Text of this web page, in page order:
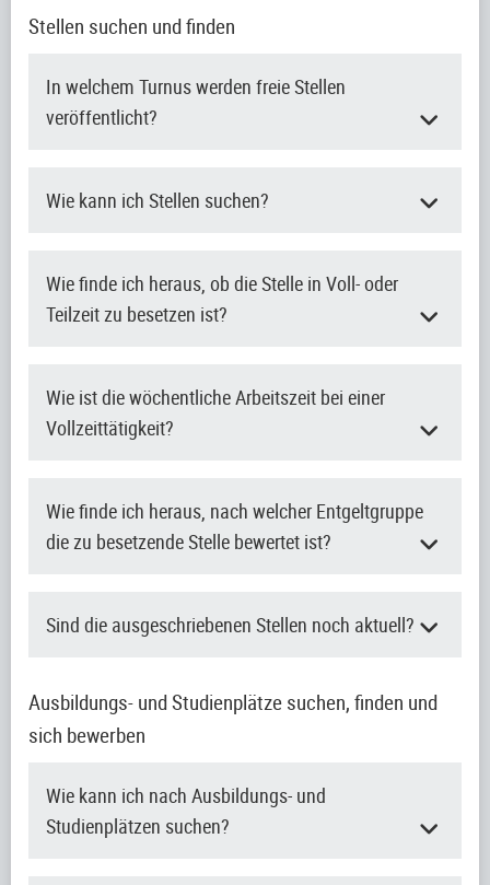
Stellen suchen und finden
In welchem Turnus werden freie Stellen
veröffentlicht?
Wie kann ich Stellen suchen?
Wie finde ich heraus, ob die Stelle in Voll- oder
Teilzeit zu besetzen ist?
Wie ist die wöchentliche Arbeitszeit bei einer
Vollzeittätigkeit?
Wie finde ich heraus, nach welcher Entgeltgruppe
die zu besetzende Stelle bewertet ist?
Sind die ausgeschriebenen Stellen noch aktuell?
Ausbildungs- und Studienplätze suchen, finden und
sich bewerben
Wie kann ich nach Ausbildungs- und
Studienplätzen suchen?